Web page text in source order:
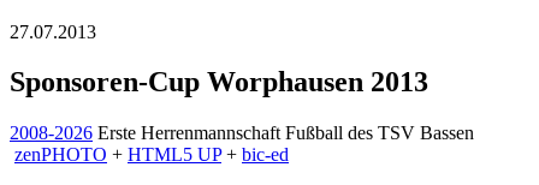
27.07.2013
Sponsoren-Cup Worphausen 2013
2008-2026 Erste Herrenmannschaft Fußball des TSV Bassen
zenPHOTO + HTML5 UP+ bic-ed